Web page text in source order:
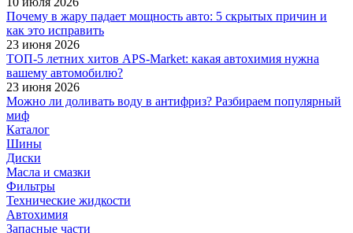
Почему в жару падает мощность авто: 5 скрытых причин и
как это исправить
23 июня 2026
ТОП-5 летних хитов APS-Market: какая автохимия нужна
вашему автомобилю?
23 июня 2026
Можно ли доливать воду в антифриз? Разбираем популярный
миф
Каталог
Шины
Диски
Масла и смазки
Фильтры
Технические жидкости
Автохимия
Запасные части